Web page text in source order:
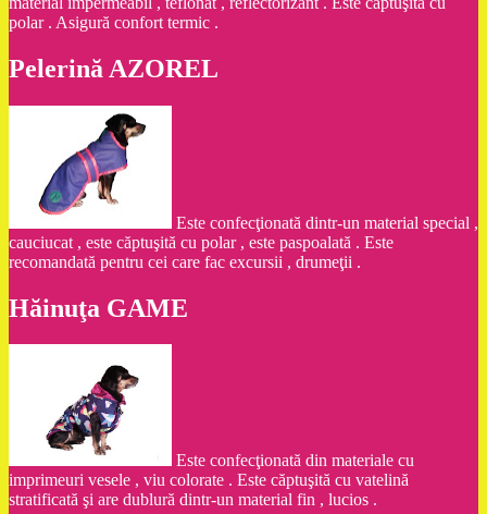
polar . Asigură confort termic .
Pelerină AZOREL
Este confecţionată dintr-un material special ,
cauciucat , este căptuşită cu polar , este paspoalată . Este
recomandată pentru cei care fac excursii , drumeţii .
Hăinuţa GAME
Este confecţionată din materiale cu
imprimeuri vesele , viu colorate . Este căptuşită cu vatelină
stratificată şi are dublură dintr-un material fin , lucios .